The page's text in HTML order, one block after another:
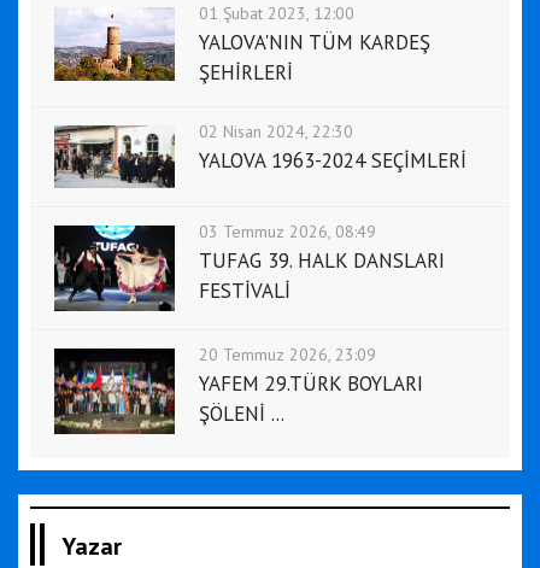
01 Şubat 2023, 12:00
YALOVA'NIN TÜM KARDEŞ
ŞEHİRLERİ
02 Nisan 2024, 22:30
YALOVA 1963-2024 SEÇİMLERİ
03 Temmuz 2026, 08:49
TUFAG 39. HALK DANSLARI
FESTİVALİ
20 Temmuz 2026, 23:09
YAFEM 29.TÜRK BOYLARI
ŞÖLENİ ...
Yazar